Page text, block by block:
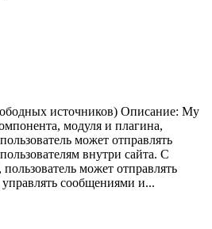
источников) Описание: My
модуля и плагина,
может отправлять
внутри сайта. С
может отправлять
сообщениями и...